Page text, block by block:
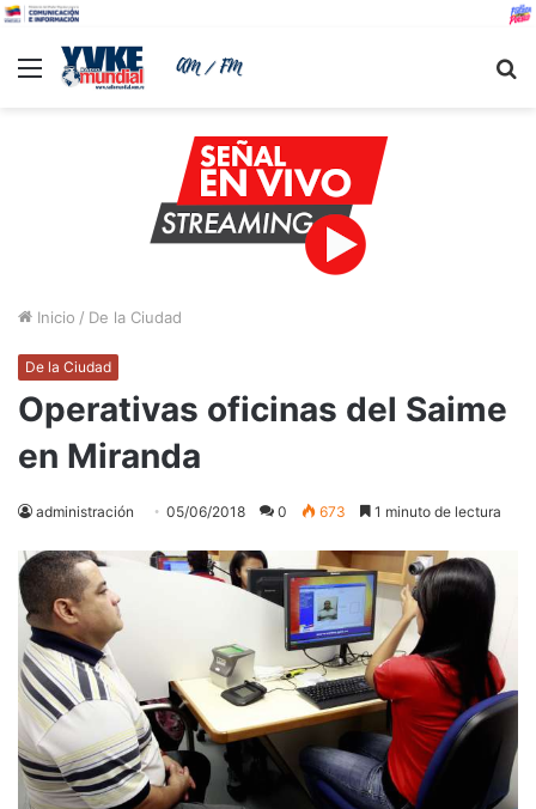
Menu
Inicio / De la Ciudad
De la Ciudad
Operativas oficinas del Saime
en Miranda
administración 05/06/2018 0 673 1 minuto de lectura